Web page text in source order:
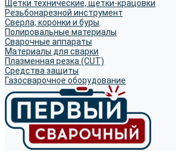
Щетки технические, щетки-крацовки
Резьбонарезной инструмент
Сверла, коронки и буры
Полировальные материалы
Сварочные аппараты
Материалы для сварки
Плазменная резка (CUT)
Средства защиты
Газосварочное оборудование